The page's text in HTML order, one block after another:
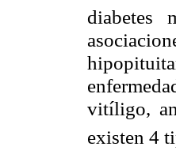
diabetes
vitíligo,
existen 4